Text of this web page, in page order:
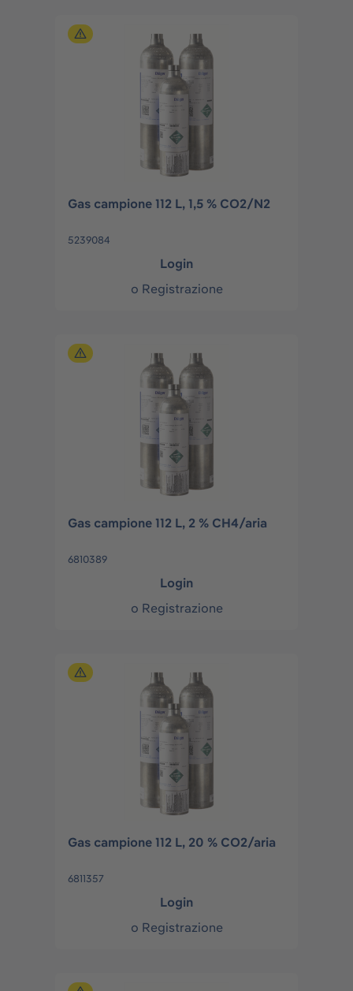
Gas campione 112 L, 1,5 % CO2/N2
5239084
Login
o Registrazione
Gas campione 112 L, 2 % CH4/aria
6810389
Login
o Registrazione
Gas campione 112 L, 20 % CO2/aria
6811357
Login
o Registrazione